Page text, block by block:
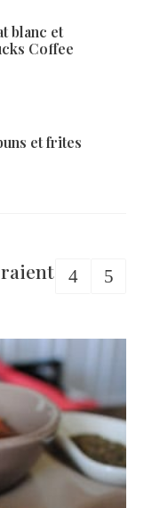
blanc et
Coffee
et frites